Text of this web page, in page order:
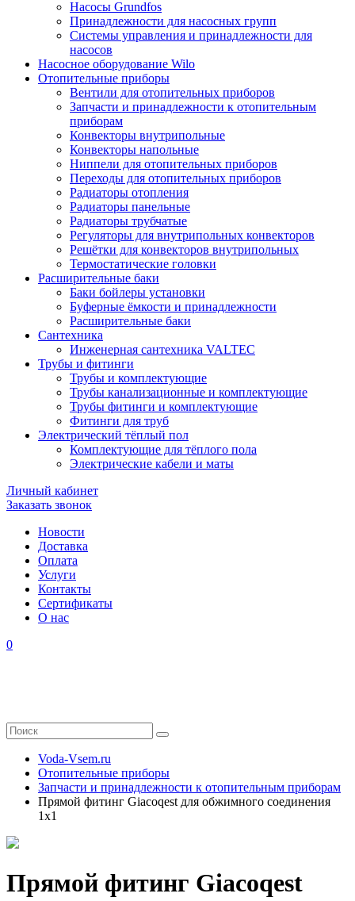
Насосы Grundfos
Принадлежности для насосных групп
Системы управления и принадлежности для
насосов
Насосное оборудование Wilo
Отопительные приборы
Вентили для отопительных приборов
Запчасти и принадлежности к отопительным
приборам
Конвекторы внутрипольные
Конвекторы напольные
Ниппели для отопительных приборов
Переходы для отопительных приборов
Радиаторы отопления
Радиаторы панельные
Радиаторы трубчатые
Регуляторы для внутрипольных конвекторов
Решётки для конвекторов внутрипольных
Термостатические головки
Расширительные баки
Баки бойлеры установки
Буферные ёмкости и принадлежности
Расширительные баки
Сантехника
Инженерная сантехника VALTEC
Трубы и фитинги
Трубы и комплектующие
Трубы канализационные и комплектующие
Трубы фитинги и комплектующие
Фитинги для труб
Электрический тёплый пол
Комплектующие для тёплого пола
Электрические кабели и маты
Личный кабинет
Заказать звонок
Новости
Доставка
Оплата
Услуги
Контакты
Cертификаты
О нас
0
Voda-Vsem.ru
Отопительные приборы
Запчасти и принадлежности к отопительным приборам
Прямой фитинг Giacoqest для обжимного соединения
1x1
Прямой фитинг Giacoqest